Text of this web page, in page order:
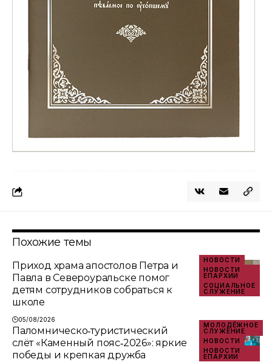
Похожие темы
НОВОСТИ
НОВОСТИ
ЕПАРХИИ
СОЦИАЛЬНОЕ
СЛУЖЕНИЕ
Приход храма апостолов Петра и
Павла в Североуральске помог
детям сотрудников собраться к
школе
05/08/2026
МОЛОДЁЖНОЕ
СЛУЖЕНИЕ
НОВОСТИ
НОВОСТИ
ЕПАРХИИ
Паломническо‑туристический
слёт «Каменный пояс‑2026»: яркие
победы и крепкая дружба